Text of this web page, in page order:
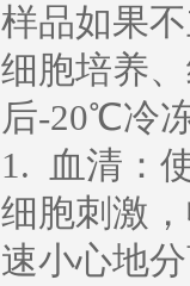
样品如果
细胞培养
后-20℃冷
1. 血清：
细胞刺激
速小心地